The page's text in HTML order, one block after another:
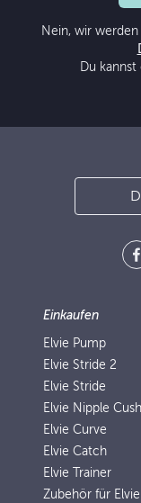
Nein, wir
Du
Einkaufen
Elvie Pump
Elvie Stride 2
Elvie Stride
Elvie Nipple
Elvie Curve
Elvie Catch
Elvie Trainer
Zubehör für